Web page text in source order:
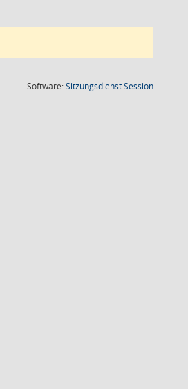
Software:SitzungsdienstSession(Wird in